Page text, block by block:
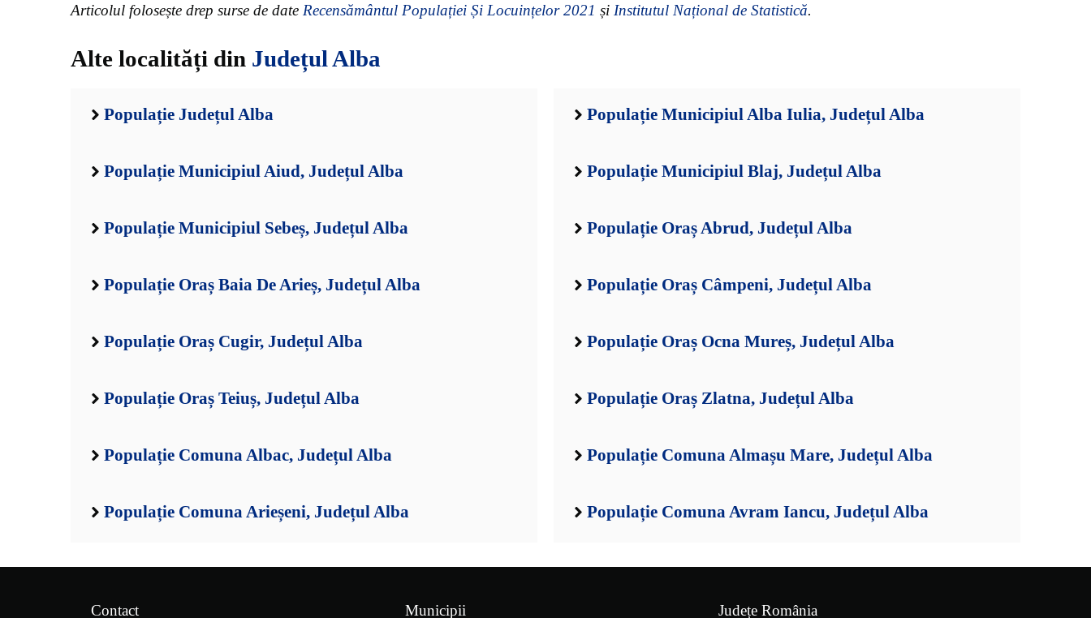
Articolul folosește drep surse de date Recensământul Populației Și Locuințelor 2021 și Institutul Național de Statistică.
Alte localități din Județul Alba
Populație Județul Alba Populație Municipiul Alba Iulia, Județul Alba
Populație Municipiul Aiud, Județul Alba Populație Municipiul Blaj, Județul Alba
Populație Municipiul Sebeș, Județul Alba Populație Oraș Abrud, Județul Alba
Populație Oraș Baia De Arieș, Județul Alba Populație Oraș Câmpeni, Județul Alba
Populație Oraș Cugir, Județul Alba Populație Oraș Ocna Mureș, Județul Alba
Populație Oraș Teiuș, Județul Alba Populație Oraș Zlatna, Județul Alba
Populație Comuna Albac, Județul Alba Populație Comuna Almașu Mare, Județul Alba
Populație Comuna Arieșeni, Județul Alba Populație Comuna Avram Iancu, Județul Alba
Contact Municipii Județe România